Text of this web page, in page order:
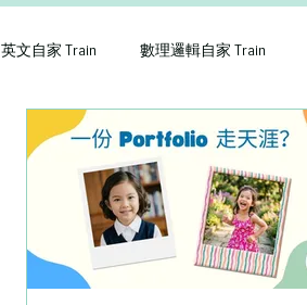
英文自家 Train 數理邏輯自家 Train
English app games 幼稚園選校